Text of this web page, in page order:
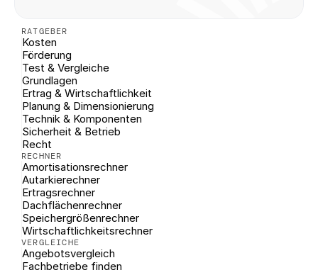
RATGEBER
Kosten
Förderung
Test & Vergleiche
Grundlagen
Ertrag & Wirtschaftlichkeit
Planung & Dimensionierung
Technik & Komponenten
Sicherheit & Betrieb
Recht
RECHNER
Amortisationsrechner
Autarkierechner
Ertragsrechner
Dachflächenrechner
Speichergrößenrechner
Wirtschaftlichkeitsrechner
VERGLEICHE
Angebotsvergleich
Fachbetriebe finden